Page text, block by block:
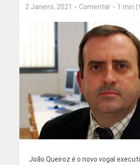
2 Janeiro, 2021 Comentar 1 min
João Queiroz é o novo vogal